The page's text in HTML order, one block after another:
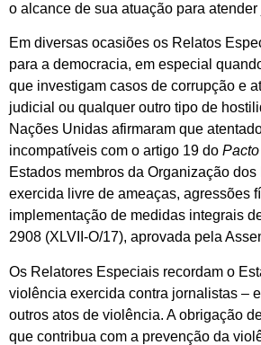
o alcance de sua atuação para
Em diversas ocasiões os Relatos
para a democracia, em especial
que investigam casos de corrupção e
judicial ou qualquer outro tipo de
Nações Unidas afirmaram que
incompatíveis com o artigo 19 do
Estados membros da Organização
exercida livre de ameaças, agressões
implementação de medidas integrais
2908 (XLVII-O/17), aprovada pela
Os Relatores Especiais recordam o
violência exercida contra jornalistas –
outros atos de violência. A obrigação
que contribua com a prevenção da